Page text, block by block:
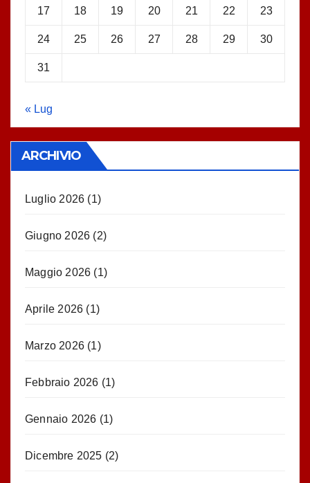
17 18 19 20 21 22 23
24 25 26 27 28 29 30
31
« Lug
ARCHIVIO
Luglio 2026 (1)
Giugno 2026 (2)
Maggio 2026 (1)
Aprile 2026 (1)
Marzo 2026 (1)
Febbraio 2026 (1)
Gennaio 2026 (1)
Dicembre 2025 (2)